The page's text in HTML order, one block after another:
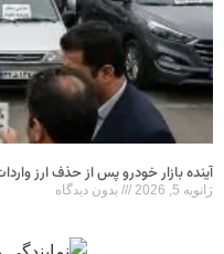
آینده بازار خودرو پس از حذف ارز واردات
ژانویه 5, 2026 بدون دیدگاه